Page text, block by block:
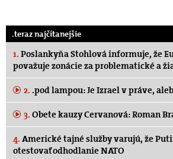
.teraz najčítanejšie
1. Poslankyňa Stohlová informuje, že
považuje zonácie za problematické a
2. .pod lampou: Je Izrael v práve,
3. Obete kauzy Cervanová: Roman
4. Americké tajné služby varujú, že
otestovať odhodlanie NATO